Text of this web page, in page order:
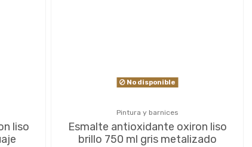
liso
No disponible
Pintura y barnices
Esmalte antioxidante oxiron liso
brillo 750 ml gris metalizado